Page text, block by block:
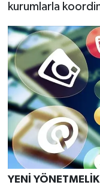
kurumlarla
YENİ
Yaşam